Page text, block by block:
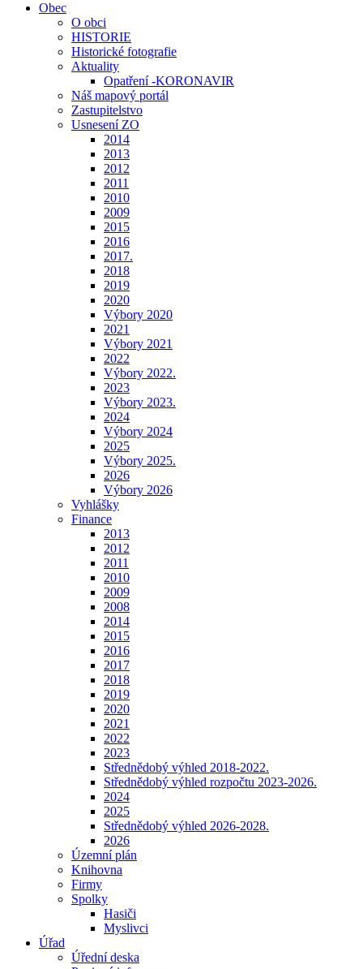
Obec
O obci
HISTORIE
Historické fotografie
Aktuality
Opatření -KORONAVIR
Náš mapový portál
Zastupitelstvo
Usnesení ZO
2014
2013
2012
2011
2010
2009
2015
2016
2017.
2018
2019
2020
Výbory 2020
2021
Výbory 2021
2022
Výbory 2022.
2023
Výbory 2023.
2024
Výbory 2024
2025
Výbory 2025.
2026
Výbory 2026
Vyhlášky
Finance
2013
2012
2011
2010
2009
2008
2014
2015
2016
2017
2018
2019
2020
2021
2022
2023
Střednědobý výhled 2018-2022.
Střednědobý výhled rozpočtu 2023-2026.
2024
2025
Střednědobý výhled 2026-2028.
2026
Územní plán
Knihovna
Firmy
Spolky
Hasiči
Myslivci
Úřad
Úřední deska